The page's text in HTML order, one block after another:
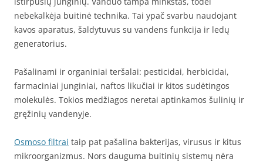
nebekalkėja buitinė technika. Tai ypač svarbu naudojant
kavos aparatus, šaldytuvus su vandens funkcija ir ledų
generatorius.
Pašalinami ir organiniai teršalai: pesticidai, herbicidai,
farmaciniai junginiai, naftos likučiai ir kitos sudėtingos
molekulės. Tokios medžiagos neretai aptinkamos šulinių ir
gręžinių vandenyje.
Osmoso filtrai taip pat pašalina bakterijas, virusus ir kitus
mikroorganizmus. Nors dauguma buitinių sistemų nėra